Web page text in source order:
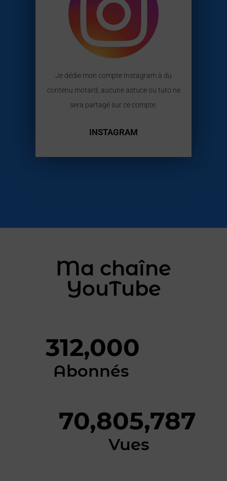
Je dédie mon compte Instagram à du
contenu motard, aucune astuce ou tuto ne
sera partagé sur ce compte.
INSTAGRAM
Ma chaîne
YouTube
312,000
Abonnés
70,805,787
Vues